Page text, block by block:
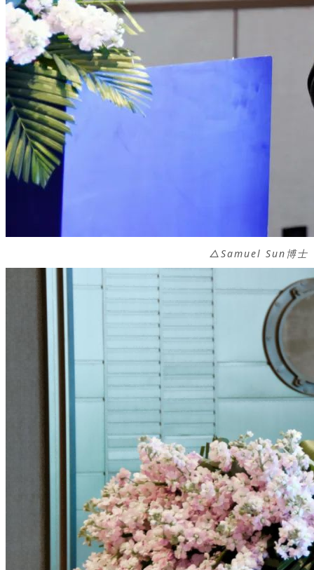
△Samuel Sun博士